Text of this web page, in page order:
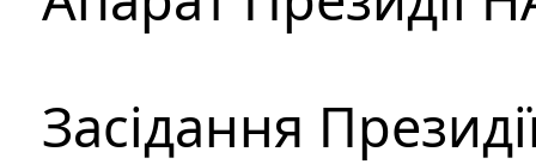
Засідання